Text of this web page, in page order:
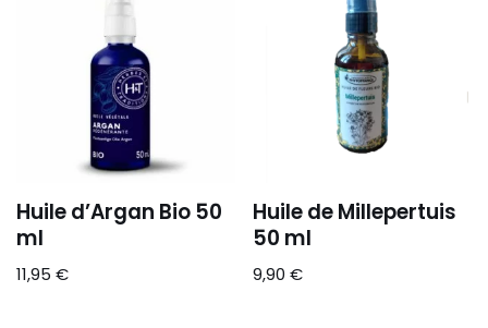
Huile d’Argan Bio 50
ml
11,95 €
Huile de Millepertuis
50 ml
9,90€